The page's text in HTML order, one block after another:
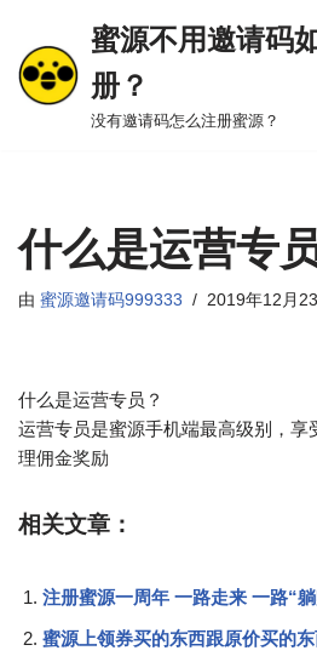
跳
至
蜜源不用邀请码
册？
没有邀请码怎么注册蜜源？
什么是运营专
由 蜜源邀请码999333 2019年12月
什么是运营专员？
运营专员是蜜源手机端最高级别，享
理佣金奖励
相关文章：
注册蜜源一周年 一路走来 一路“躺
蜜源上领券买的东西跟原价买的